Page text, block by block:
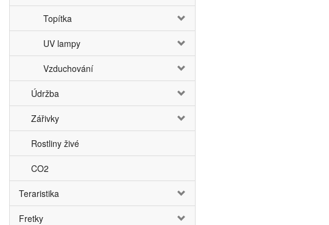
Topítka
UV lampy
Vzduchování
Údržba
Zářivky
Rostliny živé
CO2
Teraristika
Fretky